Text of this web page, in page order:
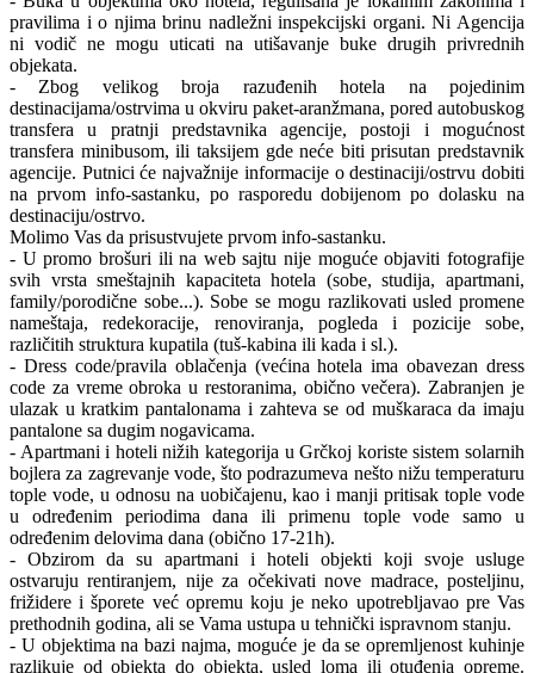
pravilima i o njima brinu nadležni inspekcijski organi. Ni Agencija
ni vodič ne mogu uticati na utišavanje buke drugih privrednih
objekata.
- Zbog velikog broja razuđenih hotela na pojedinim
destinacijama/ostrvima u okviru paket-aranžmana, pored autobuskog
transfera u pratnji predstavnika agencije, postoji i mogućnost
transfera minibusom, ili taksijem gde neće biti prisutan predstavnik
agencije. Putnici će najvažnije informacije o destinaciji/ostrvu dobiti
na prvom info-sastanku, po rasporedu dobijenom po dolasku na
destinaciju/ostrvo.
Molimo Vas da prisustvujete prvom info-sastanku.
- U promo brošuri ili na web sajtu nije moguće objaviti fotografije
svih vrsta smeštajnih kapaciteta hotela (sobe, studija, apartmani,
family/porodične sobe...). Sobe se mogu razlikovati usled promene
nameštaja, redekoracije, renoviranja, pogleda i pozicije sobe,
različitih struktura kupatila (tuš-kabina ili kada i sl.).
- Dress code/pravila oblačenja (većina hotela ima obavezan dress
code za vreme obroka u restoranima, obično večera). Zabranjen je
ulazak u kratkim pantalonama i zahteva se od muškaraca da imaju
pantalone sa dugim nogavicama.
- Apartmani i hoteli nižih kategorija u Grčkoj koriste sistem solarnih
bojlera za zagrevanje vode, što podrazumeva nešto nižu temperaturu
tople vode, u odnosu na uobičajenu, kao i manji pritisak tople vode
u određenim periodima dana ili primenu tople vode samo u
određenim delovima dana (obično 17-21h).
- Obzirom da su apartmani i hoteli objekti koji svoje usluge
ostvaruju rentiranjem, nije za očekivati nove madrace, posteljinu,
frižidere i šporete već opremu koju je neko upotrebljavao pre Vas
prethodnih godina, ali se Vama ustupa u tehnički ispravnom stanju.
- U objektima na bazi najma, moguće je da se opremljenost kuhinje
razlikuje od objekta do objekta, usled loma ili otuđenja opreme.